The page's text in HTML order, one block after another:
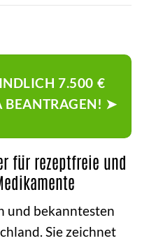
7.500 €
BEANTRAGEN! ➤
für rezeptfreie und
und bekanntesten
Sie zeichnet